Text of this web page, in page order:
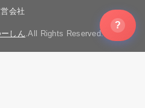
会社
しん.All Rights Reserved.
?